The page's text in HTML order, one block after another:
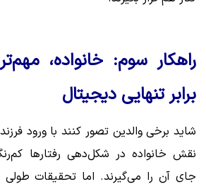
راهکار سوم: خانواده،
برابر تنهایی دیجیتال
شاید برخی والدین تصور کنند با ورود
نقش خانواده در شکل‌دهی رفتارها
جای آن را می‌گیرند. اما تحقیقات